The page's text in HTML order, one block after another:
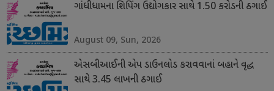
ગાંધીધામના શિપિંગ ઉદ્યોગકાર સાથે 1.50 કરોડની ઠગાઈ
August 09, Sun, 2026
એસબીઆઈની એપ ડાઉનલોડ કરાવવાનાં બહાને વૃદ્ધ
સાથે 3.45 લાખની ઠગાઈ